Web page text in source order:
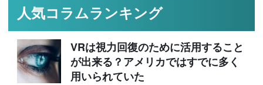
人気コラムランキング
VRは視力回復のために活用すること
が出来る？アメリカではすでに多く
用いられていた